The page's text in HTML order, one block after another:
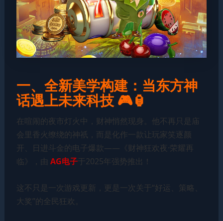
一、全新美学构建：当东方神
话遇上未来科技 🎮🏮
在喧闹的夜市灯火中，财神悄然现身。他不再只是庙
会里香火缭绕的神祇，而是化作一款让玩家笑逐颜
开、日进斗金的电子爆款——《财神狂欢夜·荣耀再
临》，由 AG电子于2025年强势推出！
这不只是一次游戏更新，更是一次关于“好运、策略、
大奖”的全民狂欢。